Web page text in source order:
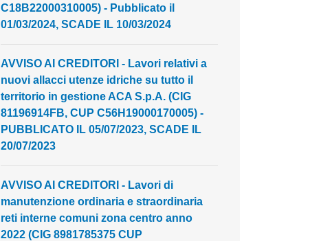
C18B22000310005) - Pubblicato il
01/03/2024, SCADE IL 10/03/2024
AVVISO AI CREDITORI - Lavori relativi a
nuovi allacci utenze idriche su tutto il
territorio in gestione ACA S.p.A. (CIG
81196914FB, CUP C56H19000170005) -
PUBBLICATO IL 05/07/2023, SCADE IL
20/07/2023
AVVISO AI CREDITORI - Lavori di
manutenzione ordinaria e straordinaria
reti interne comuni zona centro anno
2022 (CIG 8981785375 CUP